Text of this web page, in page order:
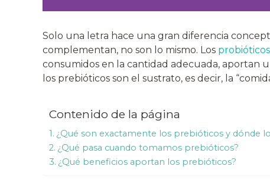
Solo una letra hace una gran diferencia
complementan, no son lo mismo. Los probióticos
consumidos en la cantidad adecuada, aportan
los prebióticos son el sustrato, es decir, la
Contenido de la página
¿Qué son exactamente los prebióticos y dónde
¿Qué pasa cuando tomamos prebióticos?
¿Qué beneficios aportan los prebióticos?